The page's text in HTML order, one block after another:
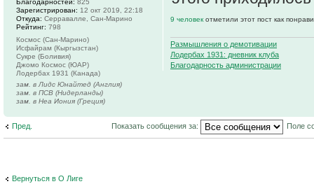
9 человек отметили этот пост как
Размышления о демотивации
Лодербах 1931: дневник клуба
Благодарность администрации
Благодарностей: 825
Зарегистрирован: 12 окт 2019, 22:18
Откуда: Серравалле, Сан-Марино
Рейтинг: 798
Космос (Сан-Марино)
Исфайрам (Кыргызстан)
Сукре (Боливия)
Джомо Космос (ЮАР)
Лодербах 1931 (Канада)
зам. в Лидс Юнайтед (Англия)
зам. в ПСВ (Нидерланды)
зам. в Неа Иония (Греция)
Пред. Показать сообщения за: Поле
Вернуться в О Лиге